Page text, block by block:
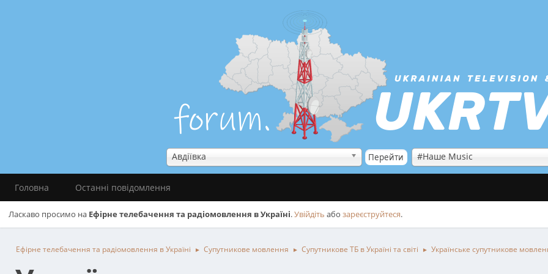
Авдіївка #Наше Music
Головна Останні повідомлення
Ласкаво просимо на Ефірне телебачення та радіомовлення в Україні.Увійдіть або зареєструйтеся.
Ефірне телебачення та радіомовлення в Україні ► Супутникове мовлення ► Супутникове ТБ в Україні та світі ► Українське супутникове